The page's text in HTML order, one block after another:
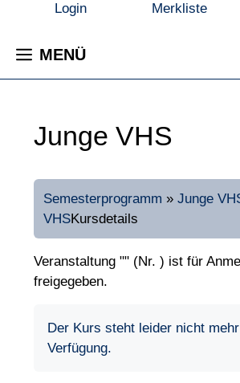
Login Merkliste
MENÜ
Junge VHS
Semesterprogramm » Junge
VHSKursdetails
Veranstaltung "" (Nr. ) ist für
freigegeben.
Der Kurs steht leider nicht
Verfügung.